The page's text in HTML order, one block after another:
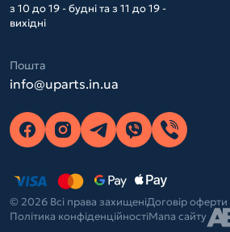
з 10 до 19 - будні та з 11 до 19 -
вихідні
Пошта
info@uparts.in.ua
© 2026 Всі права захищеніДоговір оферти
Політика конфіденційностіМапа сайту